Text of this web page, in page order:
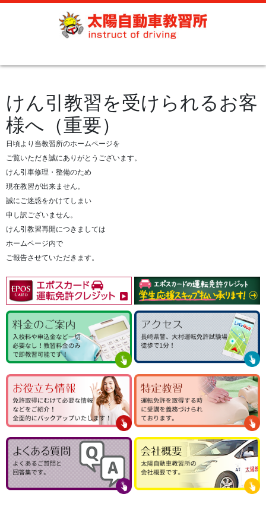
けん引教習を受けられるお客
様へ（重要）
日頃より当教習所のホームページを
ご覧いただき誠にありがとうございます。
けん引車修理・整備のため
現在教習が出来ません。
誠にご迷惑をかけてしまい
申し訳ございません。
けん引教習再開につきましては
ホームページ内で
ご報告させていただきます。